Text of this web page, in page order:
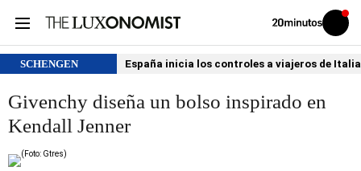
Volver
Iniciar
sesión
SCHENGEN España inicia los controles a viajeros de
Givenchy diseña un bolso inspirado en
Kendall Jenner